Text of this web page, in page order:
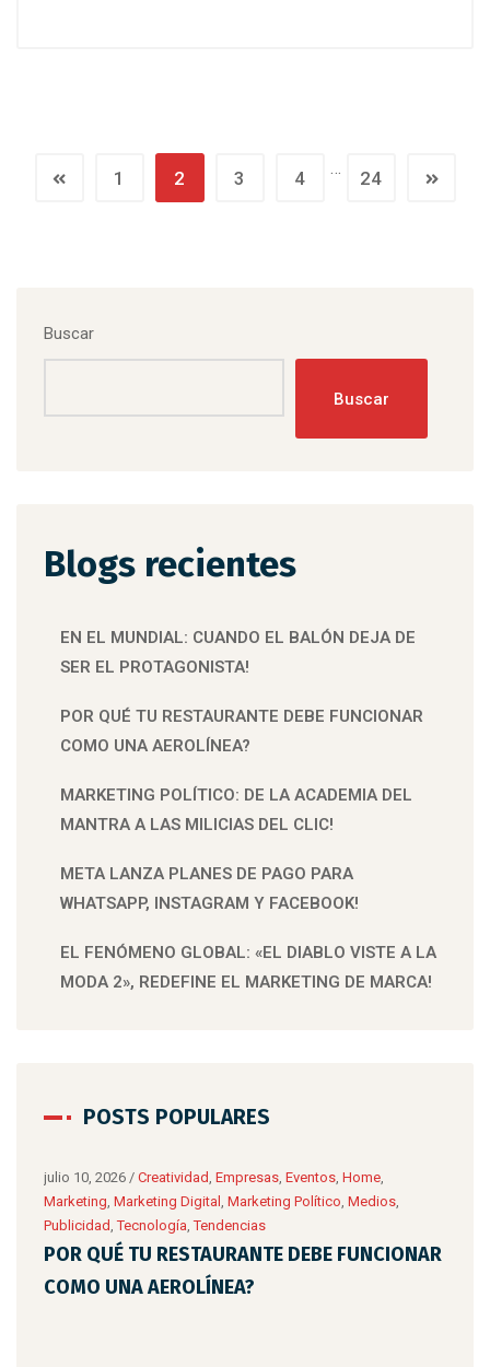
1 2 3 4 … 24
Buscar
Buscar
Blogs recientes
EN EL MUNDIAL: CUANDO EL BALÓN DEJA DE
SER EL PROTAGONISTA!
POR QUÉ TU RESTAURANTE DEBE FUNCIONAR
COMO UNA AEROLÍNEA?
MARKETING POLÍTICO: DE LA ACADEMIA DEL
MANTRA A LAS MILICIAS DEL CLIC!
META LANZA PLANES DE PAGO PARA
WHATSAPP, INSTAGRAM Y FACEBOOK!
EL FENÓMENO GLOBAL: «EL DIABLO VISTE A LA
MODA 2», REDEFINE EL MARKETING DE MARCA!
POSTS POPULARES
julio 10, 2026 / Creatividad, Empresas, Eventos, Home,
Marketing, Marketing Digital , Marketing Político, Medios,
Publicidad,Tecnología,Tendencias
POR QUÉ TU RESTAURANTE DEBE FUNCIONAR
COMO UNA AEROLÍNEA?